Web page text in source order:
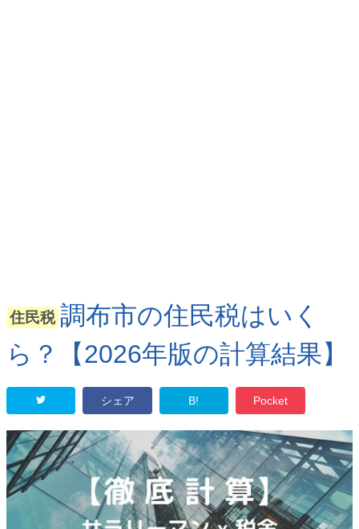
住民税 調布市の住民税はいく
ら？【2026年版の計算結果】
シェア B! Pocket